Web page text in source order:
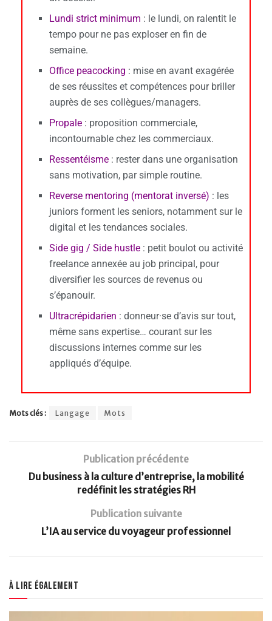
Lundi strict minimum : le lundi, on ralentit le
tempo pour ne pas exploser en fin de
semaine.
Office peacocking : mise en avant exagérée
de ses réussites et compétences pour briller
auprès de ses collègues/managers.
Propale : proposition commerciale,
incontournable chez les commerciaux.
Ressentéisme : rester dans une organisation
sans motivation, par simple routine.
Reverse mentoring (mentorat inversé) : les
juniors forment les seniors, notamment sur le
digital et les tendances sociales.
Side gig / Side hustle : petit boulot ou activité
freelance annexée au job principal, pour
diversifier les sources de revenus ou
s’épanouir.
Ultracrépidarien : donneur·se d’avis sur tout,
même sans expertise… courant sur les
discussions internes comme sur les
appliqués d’équipe.
Mots clés : Langage Mots
Publication précédente
Du business à la culture d’entreprise, la mobilité
redéfinit les stratégies RH
Publication suivante
L’IA au service du voyageur professionnel
À lire également